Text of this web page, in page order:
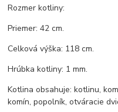
Rozmer kotliny:
Priemer: 42 cm.
Celková výška: 118 cm.
Hrúbka kotliny: 1 mm.
Kotlina obsahuje: kotlinu,
komín, popolník, otváracie